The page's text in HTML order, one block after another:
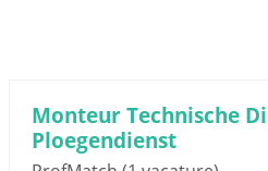
Monteur Technische
Ploegendienst